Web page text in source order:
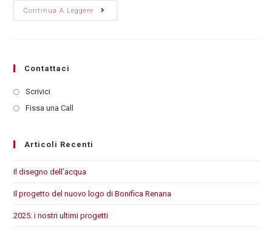
Continua A Leggere
Contattaci
Scrivici
Fissa una Call
Articoli Recenti
Il disegno dell’acqua
Il progetto del nuovo logo di Bonifica Renana
2025: i nostri ultimi progetti